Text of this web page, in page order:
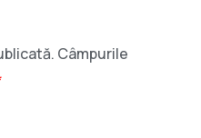
Câmpurile